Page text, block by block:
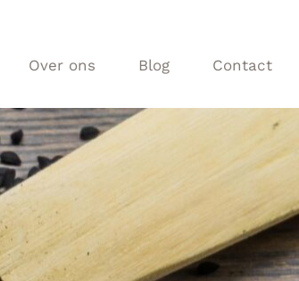
Over ons Blog Contact